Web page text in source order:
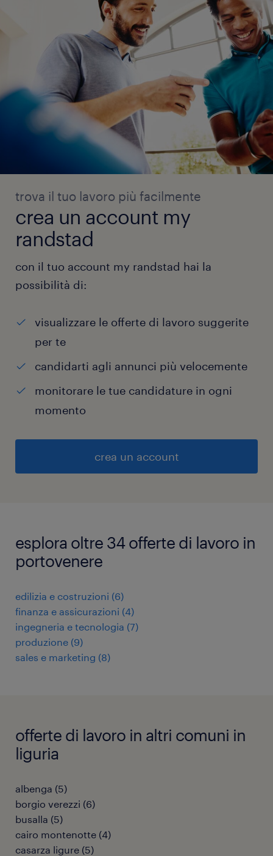
trova il tuo lavoro più facilmente
crea un account my
randstad
con il tuo account my randstad hai la
possibilità di:
visualizzare le offerte di lavoro suggerite
per te
candidarti agli annunci più velocemente
monitorare le tue candidature in ogni
momento
crea un account
esplora oltre 34 offerte di lavoro in
portovenere
edilizia e costruzioni (6)
finanza e assicurazioni (4)
ingegneria e tecnologia (7)
produzione (9)
sales e marketing (8)
offerte di lavoro in altri comuni in
liguria
albenga (5)
borgio verezzi (6)
busalla (5)
cairo montenotte (4)
casarza ligure (5)